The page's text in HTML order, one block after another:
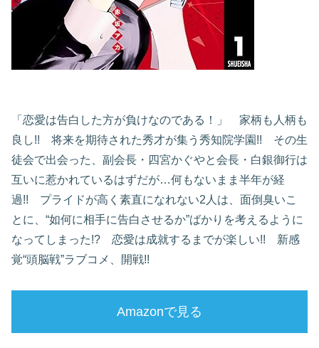
「恋愛は告白した方が負けなのである！」 家柄も人柄も
良し!! 将来を期待された秀才が集う秀知院学園!! その生
徒会で出会った、副会長・四宮かぐやと会長・白銀御行は
互いに惹かれているはずだが…何もないまま半年が経
過!! プライドが高く素直になれない2人は、面倒臭いこ
とに、“如何に相手に告白させるか”ばかりを考えるように
なってしまった!? 恋愛は成就するまでが楽しい!! 新感
覚“頭脳戦”ラブコメ、開戦!!
Amazonで見る